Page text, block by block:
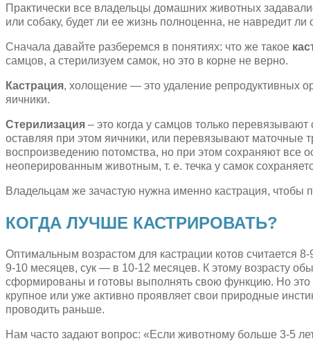
Практически все владельцы домашних животных
или собаку, будет ли ее жизнь полноценна, не навредит
Сначала давайте разберемся в понятиях: что же такое
самцов, а стерилизуем самок, но это в корне не верно.
Кастрация, холощение — это удаление репродуктивных
яичники.
Стерилизация – это когда у самцов только
оставляя при этом яичники, или перевязывают маточные
воспроизведению потомства, но при этом сохраняют все
неоперированным животным, т. е. течка у самок
Владельцам же зачастую нужна именно кастрация, чтобы
КОГДА ЛУЧШЕ КАСТРИРОВАТЬ?
Оптимальным возрастом для кастрации котов считается
9-10 месяцев, сук — в 10-12 месяцев. К этому возрасту
сформированы и готовы выполнять свою функцию. Но это
крупное или уже активно проявляет свои природные
проводить раньше.
Нам часто задают вопрос: «Если животному больше 3-5